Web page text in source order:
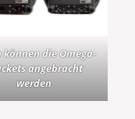
können die Omega-
angebracht
werden